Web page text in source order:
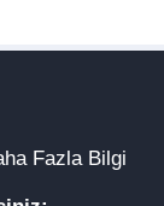
Fazla Bilgi